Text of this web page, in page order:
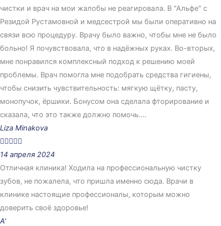
чистки и врач на мои жалобы не реагировала. В "Альфе" с
Резидой Рустамовной и медсестрой мы были оперативно на
связи всю процедуру. Врачу было важно, чтобы мне не было
больно! Я почувствовала, что в надёжных руках. Во-вторых,
мне понравился комплексный подход к решению моей
проблемы. Врач помогла мне подобрать средства гигиены,
чтобы снизить чувствительность: мягкую щётку, пасту,
монопучок, ёршики. Бонусом она сделала фторирование и
сказала, что это также должно помочь....
Liza Minakova

14 апреля 2024
Отличная клиника! Ходила на профессиональную чистку
зубов, не пожалела, что пришла именно сюда. Врачи в
клинике настоящие профессионалы, которым можно
доверить своё здоровье!
A'